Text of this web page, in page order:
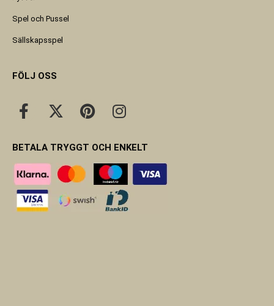
Spel och Pussel
Sällskapsspel
FÖLJ OSS
BETALA TRYGGT OCH ENKELT